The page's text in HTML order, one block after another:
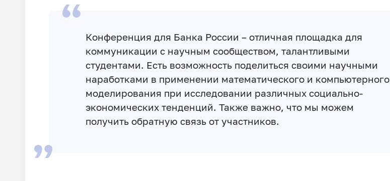
Конференция для Банка России – отличная площадка для
коммуникации с научным сообществом, талантливыми
студентами. Есть возможность поделиться своими научными
наработками в применении математического и компьютерного
моделирования при исследовании различных социально-
экономических тенденций. Также важно, что мы можем
получить обратную связь от участников.